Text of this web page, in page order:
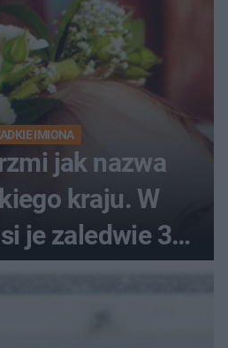
IMIONA
jak nazwa
kraju. W
je zaledwie 3